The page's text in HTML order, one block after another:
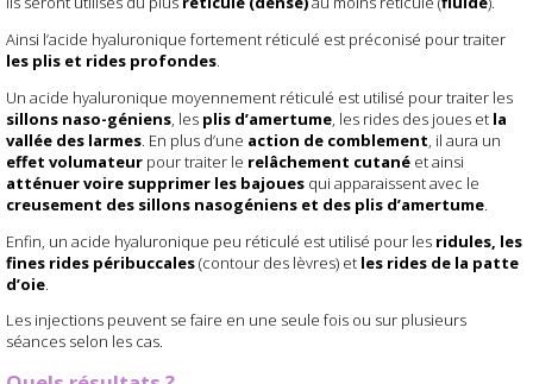
Ainsi l’acide hyaluronique fortement réticulé est préconisé pour traiter
les plis et rides profondes.
Un acide hyaluronique moyennement réticulé est utilisé pour traiter les
sillons naso-géniens , les plis d’amertume , les rides des joues et la
vallée des larmes . En plus d’une action de comblement , il aura un
effet volumateur pour traiter le relâchement cutané et ainsi
atténuer voire supprimer les bajoues qui apparaissent avec le
creusement des sillons nasogéniens et des plis d’amertume
Enfin, un acide hyaluronique peu réticulé est utilisé pour les ridules, les
fines rides péribuccales(contour des lèvres) et les rides de la patte
d’oie
Les injections peuvent se faire en une seule fois ou sur plusieurs
séances selon les cas.